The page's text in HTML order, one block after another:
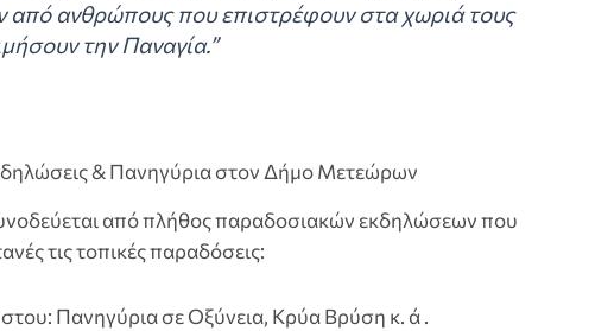
από ανθρώπους που επιστρέφουν στα χωριά τους
την Παναγία.”
& Πανηγύρια στον Δήμο Μετεώρων
από πλήθος παραδοσιακών εκδηλώσεων που
τις τοπικές παραδόσεις:
Πανηγύρια σε Οξύνεια, Kρύα Bρύση κ. ά .